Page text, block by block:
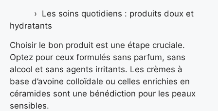
Les soins quotidiens : produits doux et
hydratants
Choisir le bon produit est une étape cruciale.
Optez pour ceux formulés sans parfum, sans
alcool et sans agents irritants. Les crèmes à
base d’avoine colloïdale ou celles enrichies en
céramides sont une bénédiction pour les peaux
sensibles.